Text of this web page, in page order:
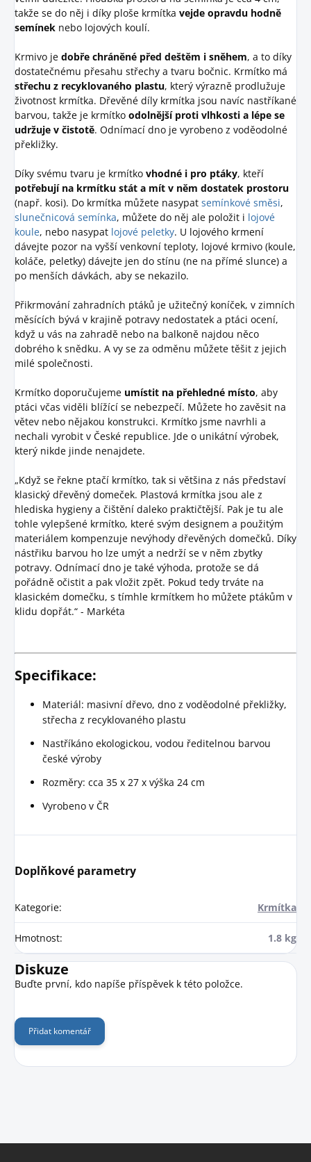
takže se do něj i díky ploše krmítka vejde opravdu hodně
semínek nebo lojových koulí.
Krmivo je dobře chráněné před deštěm i sněhem, a to díky
dostatečnému přesahu střechy a tvaru bočnic. Krmítko má
střechu z recyklovaného plastu, který výrazně prodlužuje
životnost krmítka. Dřevěné díly krmítka jsou navíc nastříkané
barvou, takže je krmítko odolnější proti vlhkosti a lépe se
udržuje v čistotě. Odnímací dno je vyrobeno z voděodolné
překližky.
Díky svému tvaru je krmítko vhodné i pro ptáky, kteří
potřebují na krmítku stát a mít v něm dostatek prostoru
(např. kosi). Do krmítka můžete nasypat semínkové směsi,
slunečnicová semínka, můžete do něj ale položit i lojové
koule, nebo nasypat lojové peletky. U lojového krmení
dávejte pozor na vyšší venkovní teploty, lojové krmivo (koule,
koláče, peletky) dávejte jen do stínu (ne na přímé slunce) a
po menších dávkách, aby se nekazilo.
Přikrmování zahradních ptáků je užitečný koníček, v zimních
měsících bývá v krajině potravy nedostatek a ptáci ocení,
když u vás na zahradě nebo na balkoně najdou něco
dobrého k snědku. A vy se za odměnu můžete těšit z jejich
milé společnosti.
Krmítko doporučujeme umístit na přehledné místo, aby
ptáci včas viděli blížící se nebezpečí. Můžete ho zavěsit na
větev nebo nějakou konstrukci. Krmítko jsme navrhli a
nechali vyrobit v České republice. Jde o unikátní výrobek,
který nikde jinde nenajdete.
„Když se řekne ptačí krmítko, tak si většina z nás představí
klasický dřevěný domeček. Plastová krmítka jsou ale z
hlediska hygieny a čištění daleko praktičtější. Pak je tu ale
tohle vylepšené krmítko, které svým designem a použitým
materiálem kompenzuje nevýhody dřevěných domečků. Díky
nástřiku barvou ho lze umýt a nedrží se v něm zbytky
potravy. Odnímací dno je také výhoda, protože se dá
pořádně očistit a pak vložit zpět. Pokud tedy trváte na
klasickém domečku, s tímhle krmítkem ho můžete ptákům v
klidu dopřát.“ - Markéta
Specifikace:
Materiál: masivní dřevo, dno z voděodolné překližky,
střecha z recyklovaného plastu
Nastříkáno ekologickou, vodou ředitelnou barvou
české výroby
Rozměry: cca 35 x 27 x výška 24 cm
Vyrobeno v ČR
Doplňkové parametry
Kategorie: Krmítka
Hmotnost: 1.8 kg
Diskuze
Buďte první, kdo napíše příspěvek k této položce.
Přidat komentář
Z